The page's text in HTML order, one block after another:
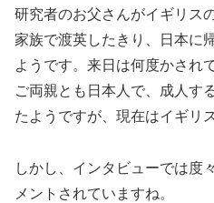
研究者のお父さんがイギリス
家族で渡英したきり、日本に
ようです。来日は何度かされ
ご両親とも日本人で、成人す
たようですが、現在はイギリ
しかし、インタビューでは度
メントされていますね。